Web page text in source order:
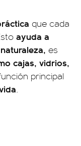
que cada
ayuda a
es
cajas, vidrios,
principal
.